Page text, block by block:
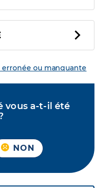
ou manquante
vous a-t-il été
NON